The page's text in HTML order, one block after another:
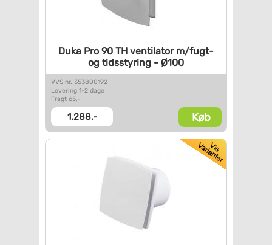
Duka Pro 90 TH ventilatorm/fugt-
og tidsstyring - Ø100
VVS nr. 353800192
Levering 1-2 dage
Fragt 65,-
1.288,- Køb